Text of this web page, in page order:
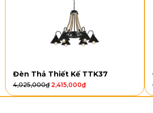
LED 3
chế
độ
độ
OT37T15
LED 3
Mica
Đèn Thả Thiết Kế TTK37
4,025,000₫ 2,415,000₫